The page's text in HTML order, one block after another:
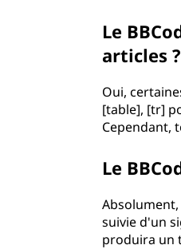
Le
articles ?
Oui,
[table], [tr]
Cependant,
Le
suivie d'un
produira un